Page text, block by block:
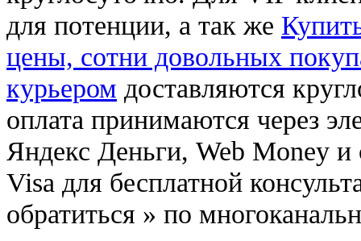
для потенции, а так же
цены, сотни довольных
курьером доставляются
оплата принимаются через
Яндекс Деньги, Web Money и
Visa для бесплатной
обратиться » по